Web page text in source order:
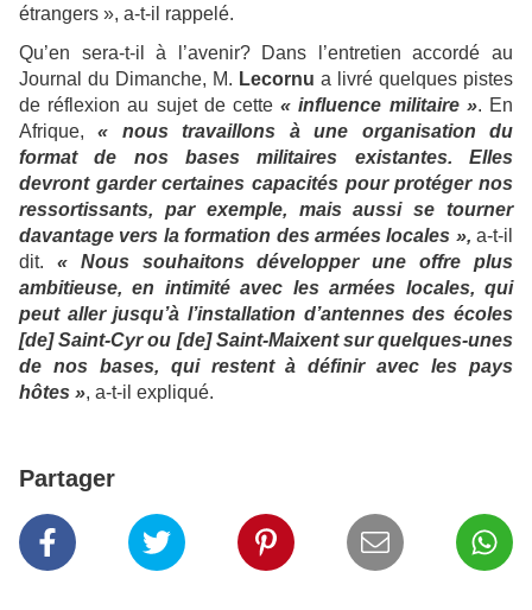
étrangers », a-t-il rappelé.
Qu’en sera-t-il à l’avenir? Dans l’entretien accordé au
Journal du Dimanche, M. Lecornu a livré quelques pistes
de réflexion au sujet de cette« influence militaire ». En
Afrique,« nous travaillons à une organisation du
format de nos bases militaires existantes. Elles
devront garder certaines capacités pour protéger nos
ressortissants, par exemple, mais aussi se tourner
davantage vers la formation des armées locales », a-t-il
dit. « Nous souhaitons développer une offre plus
ambitieuse, en intimité avec les armées locales, qui
peut aller jusqu’à l’installation d’antennes des écoles
[de] Saint-Cyr ou [de] Saint-Maixent sur quelques-unes
de nos bases, qui restent à définir avec les pays
hôtes », a-t-il expliqué.
Partager